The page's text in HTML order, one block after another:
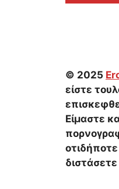
© 2025
είστε
Είμαστε